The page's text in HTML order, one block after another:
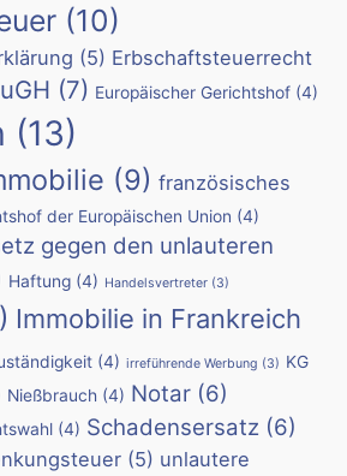
(10)
(5) Erbschaftsteuerrecht
(7) Europäischer Gerichtshof (4)
(13)
(9) französisches
der Europäischen Union (4)
gegen den unlauteren
Haftung (4) Handelsvertreter (3)
Immobilie in Frankreich
(4) irreführende Werbung (3) KG
Nießbrauch (4) Notar (6)
(4) Schadensersatz (6)
(5) unlautere